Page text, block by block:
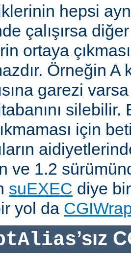
hepsi
çalışırsa
ortaya
Örneğin A
garezi
silebilir.
için
ve 1.2
suEXEC diye
yol da
’sız